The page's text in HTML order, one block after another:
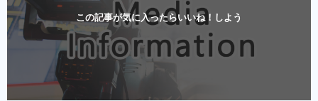
この記事が気に入ったらいいね！しよう